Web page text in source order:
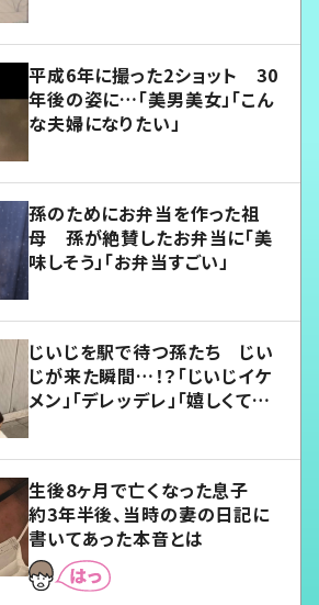
平成6年に撮った2ショット 30
年後の姿に…「美男美女」「こん
な夫婦になりたい」
孫のためにお弁当を作った祖
母 孫が絶賛したお弁当に「美
味しそう」「お弁当すごい」
じいじを駅で待つ孫たち じい
じが来た瞬間…！？「じいじイケ
メン」「デレッデレ」「嬉しくて可
生後8ヶ月で亡くなった息子
約3年半後、当時の妻の日記に
書いてあった本音とは